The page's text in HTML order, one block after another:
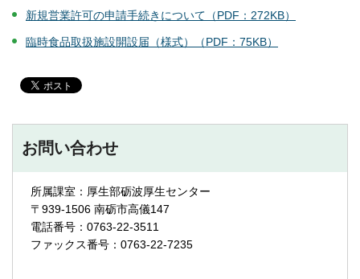
新規営業許可の申請手続きについて（PDF：272KB）
臨時食品取扱施設開設届（様式）（PDF：75KB）
お問い合わせ
所属課室：厚生部砺波厚生センター
〒939-1506 南砺市高儀147
電話番号：0763-22-3511
ファックス番号：0763-22-7235